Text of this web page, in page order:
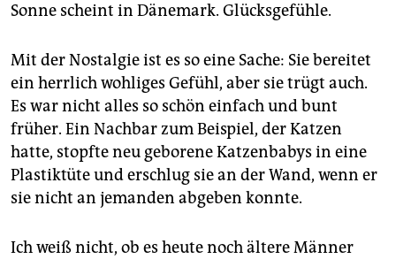
Sonne scheint in Dänemark. Glücksgefühle.
Mit der Nostalgie ist es so eine Sache: Sie bereitet
ein herrlich wohliges Gefühl, aber sie trügt auch.
Es war nicht alles so schön einfach und bunt
früher. Ein Nachbar zum Beispiel, der Katzen
hatte, stopfte neu geborene Katzenbabys in eine
Plastiktüte und erschlug sie an der Wand, wenn er
sie nicht an jemanden abgeben konnte.
Ich weiß nicht, ob es heute noch ältere Männer